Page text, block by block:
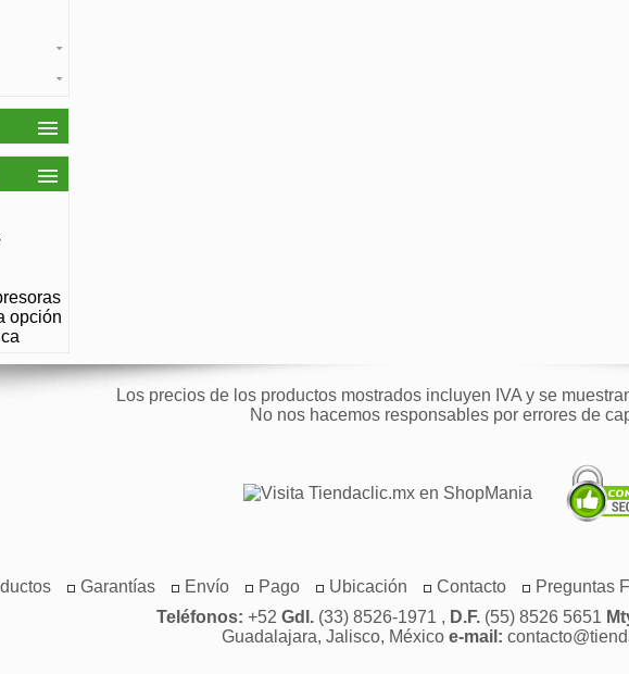
opción
Los precios de los productos mostrados incluyen IVA y se
No nos hacemos responsables por errores de
Garantías Envío Pago Ubicación Contacto Preguntas
Teléfonos: +52 Gdl.(33) 8526-1971 , D.F.(55) 8526 5651
Guadalajara, Jalisco, México e-mail: